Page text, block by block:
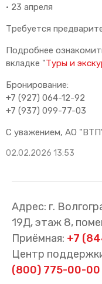
Для маломобильных
• 23 апреля
Требуется
Подробнее
вкладке "Туры и
Бронирование:
+7 (927) 064-12-92
+7 (937) 099-77-03
С уважением, АО
02.02.2026 13:53
Адрес: г.
19Д, этаж 8,
Приёмная: +7
Центр
(800) 775-00-00